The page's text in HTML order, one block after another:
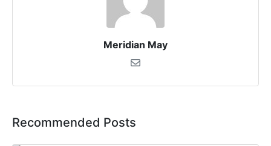
Meridian May
Recommended Posts